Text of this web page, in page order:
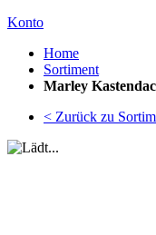
Konto
Home
Sortiment
Marley
< Zurück zu